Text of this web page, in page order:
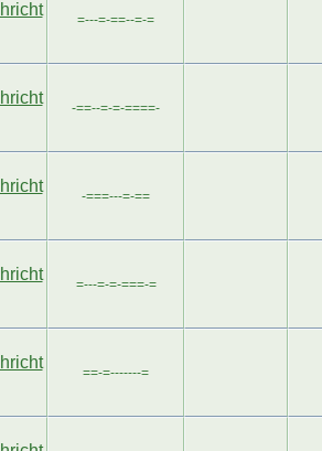
=---=-==--=-=
-==--=-=-====-
-===---=-==
=---=-=-===-=
==-=-------=